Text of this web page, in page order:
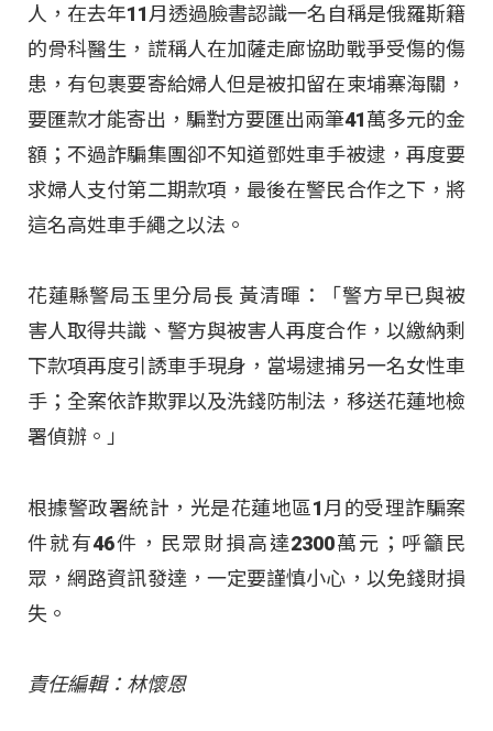
人，在去年11月透過臉書認識一名自稱是俄羅斯籍
的骨科醫生，謊稱人在加薩走廊協助戰爭受傷的傷
患，有包裹要寄給婦人但是被扣留在柬埔寨海關，
要匯款才能寄出，騙對方要匯出兩筆41萬多元的金
額；不過詐騙集團卻不知道鄧姓車手被逮，再度要
求婦人支付第二期款項，最後在警民合作之下，將
這名高姓車手繩之以法。
花蓮縣警局玉里分局長 黃清暉：「警方早已與被
害人取得共識、警方與被害人再度合作，以繳納剩
下款項再度引誘車手現身，當場逮捕另一名女性車
手；全案依詐欺罪以及洗錢防制法，移送花蓮地檢
署偵辦。」
根據警政署統計，光是花蓮地區1月的受理詐騙案
件就有46件，民眾財損高達2300萬元；呼籲民
眾，網路資訊發達，一定要謹慎小心，以免錢財損
失。
責任編輯：林懷恩